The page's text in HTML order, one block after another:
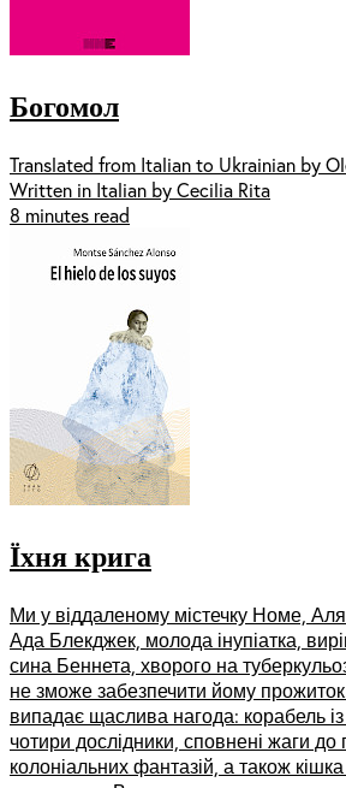
Богомол
Translated from Italian to Ukrainian by
Written in Italian by Cecilia Rita
8 minutes read
Їхня крига
Ми у віддаленому містечку Номе,
Ада Блекджек, молода інупіатка,
сина Беннета, хворого на
не зможе забезпечити йому
випадає щаслива нагода: корабель
чотири дослідники, сповнені жаги до
колоніальних фантазій, а також